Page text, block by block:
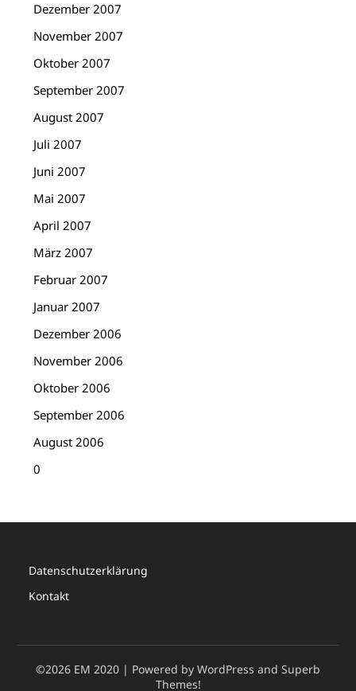
Dezember 2007
November 2007
Oktober 2007
September 2007
August 2007
Juli 2007
Juni 2007
Mai 2007
April 2007
März 2007
Februar 2007
Januar 2007
Dezember 2006
November 2006
Oktober 2006
September 2006
August 2006
0
Datenschutzerklärung
Kontakt
©2026 EM 2020 | Powered by WordPress and Superb
Themes!